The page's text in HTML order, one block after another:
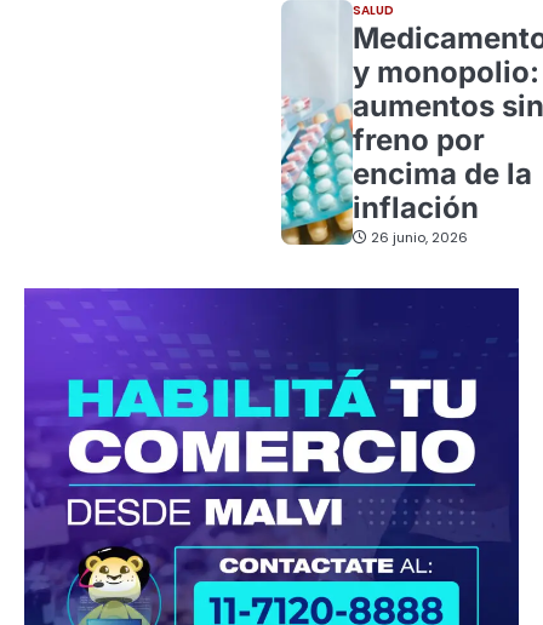
SALUD
y monopolio:
aumentos sin
freno por
encima de la
inflación
26 junio, 2026